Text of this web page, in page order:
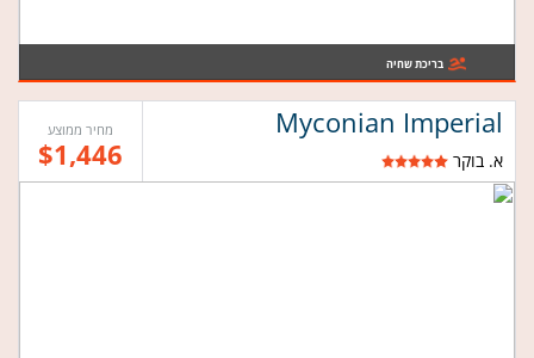
בריכת שחיה
Myconian Imperial
א. בוקר
מחיר ממוצע
$1,446